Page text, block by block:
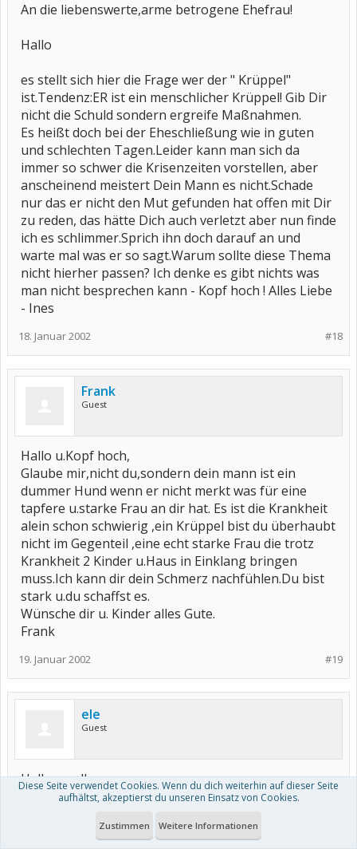
An die liebenswerte,arme betrogene Ehefrau!
Hallo
es stellt sich hier die Frage wer der " Krüppel"
ist.Tendenz:ER ist ein menschlicher Krüppel! Gib Dir
nicht die Schuld sondern ergreife Maßnahmen.
Es heißt doch bei der Eheschließung wie in guten
und schlechten Tagen.Leider kann man sich da
immer so schwer die Krisenzeiten vorstellen, aber
anscheinend meistert Dein Mann es nicht.Schade
nur das er nicht den Mut gefunden hat offen mit Dir
zu reden, das hätte Dich auch verletzt aber nun finde
ich es schlimmer.Sprich ihn doch darauf an und
warte mal was er so sagt.Warum sollte diese Thema
nicht hierher passen? Ich denke es gibt nichts was
man nicht besprechen kann - Kopf hoch ! Alles Liebe
- Ines
#18
18. Januar 2002
Frank
Guest
Hallo u.Kopf hoch,
Glaube mir,nicht du,sondern dein mann ist ein
dummer Hund wenn er nicht merkt was für eine
tapfere u.starke Frau an dir hat. Es ist die Krankheit
alein schon schwierig ,ein Krüppel bist du überhaubt
nicht im Gegenteil ,eine echt starke Frau die trotz
Krankheit 2 Kinder u.Haus in Einklang bringen
muss.Ich kann dir dein Schmerz nachfühlen.Du bist
stark u.du schaffst es.
Wünsche dir u. Kinder alles Gute.
Frank
#19
19. Januar 2002
ele
Guest
Hallo an alle,
ich danke euch für eure Antworten. Das hat mir
Wir sind jetzt so verblieben, daß wir erst einmal
Diese Seite verwendet Cookies. Wenn du dich weiterhin auf dieser Seite
aufhältst, akzeptierst du unseren Einsatz von Cookies.
Zustimmen Weitere Informationen